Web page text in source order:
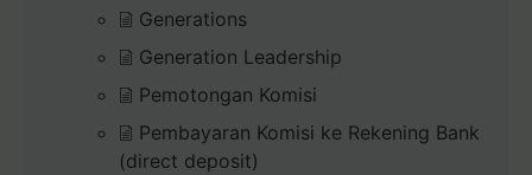
Generations
Generation Leadership
Pemotongan Komisi
Pembayaran Komisi ke Rekening Bank
(direct deposit)